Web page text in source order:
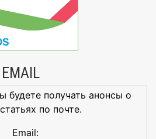
будете получать анонсы о
по почте.
Email: